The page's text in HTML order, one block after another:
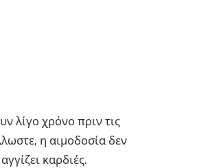
λίγο χρόνο πριν τις
η αιμοδοσία δεν
καρδιές.